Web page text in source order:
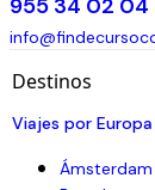
Lisboa
Malta